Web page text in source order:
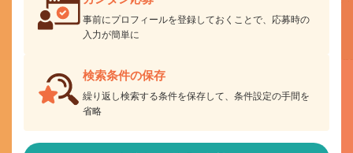
事前にプロフィールを登録しておくことで、応募時の
入力が簡単に
検索条件の保存
繰り返し検索する条件を保存して、条件設定の手間を
省略